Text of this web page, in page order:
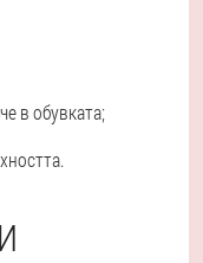
в обувката;